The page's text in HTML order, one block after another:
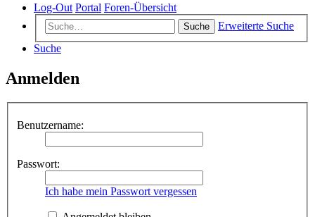
Log-Out Portal Foren-Übersicht
Suche
Erweiterte Suche
Suche
Anmelden
Benutzername:
Passwort:
Ich habe mein Passwort vergessen